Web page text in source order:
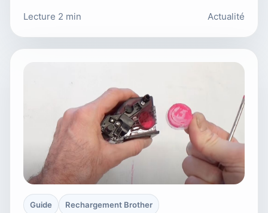
Lecture 2 min Actualité
Guide Rechargement Brother